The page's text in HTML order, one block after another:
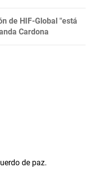
de HIF-Global "está
Cardona